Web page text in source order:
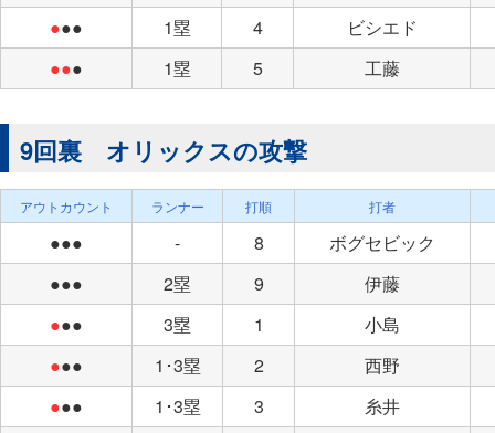
●●● 1塁 4
ビシエド
●●● 1塁 5 工藤
9回裏 オリックスの攻撃
アウトカウント ランナー 打順 打者
●●● - 8
ボグセビック
●●●
2塁 9
伊藤
●●● 3塁 1
小島
●●● 1･3塁 2
西野
●●● 1･3塁 3
糸井